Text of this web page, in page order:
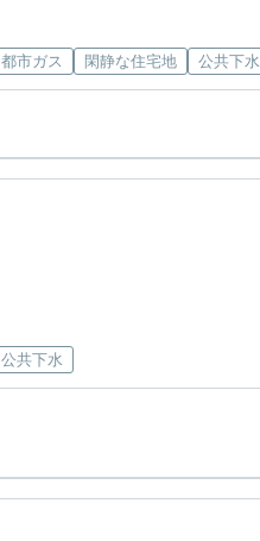
都市ガス 閑静な住宅地 公共下水
公共下水